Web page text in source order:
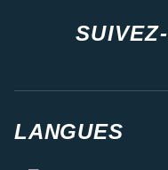
LANGUES